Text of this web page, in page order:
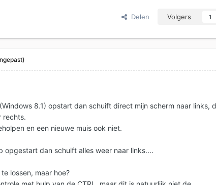
Delen Volgers 1
8.1) opstart dan schuift direct mijn scherm naar links,
rechts.
en een nieuwe muis ook niet.
opgestart dan schuift alles weer naar links....
lossen, maar hoe?